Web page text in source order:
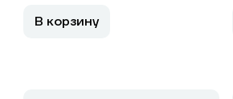
В корзину